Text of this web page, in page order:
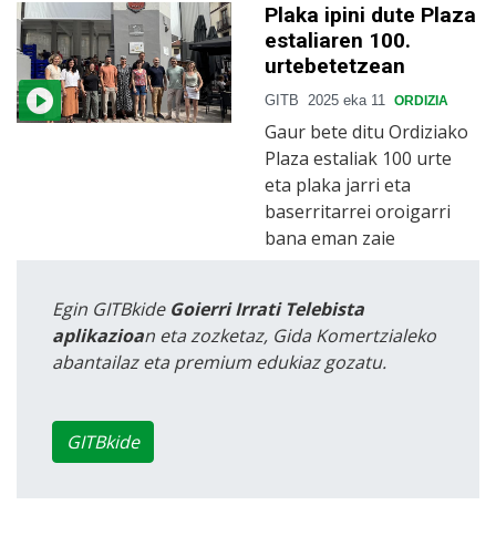
Plaka ipini dute Plaza
estaliaren 100.
urtebetetzean
GITB 2025 eka 11 ORDIZIA
Gaur bete ditu Ordiziako
Plaza estaliak 100 urte
eta plaka jarri eta
baserritarrei oroigarri
bana eman zaie
Egin GITBkide Goierri Irrati Telebista
aplikazioan eta zozketaz, Gida Komertzialeko
abantailaz eta premium edukiaz gozatu.
GITBkide